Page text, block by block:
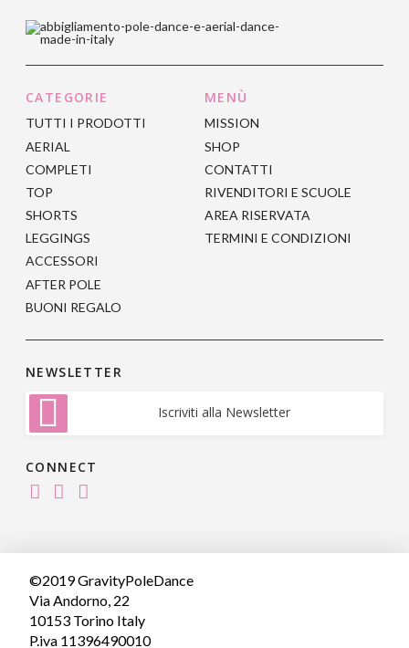
scelte
del
prodotto
più
varianti.
Le
essere
scelte
nella
pagina
del
prodotto
CATEGORIE
TUTTI I PRODOTTI
AERIAL
COMPLETI
TOP
SHORTS
LEGGINGS
ACCESSORI
AFTER POLE
BUONI REGALO
MENÙ
MISSION
SHOP
CONTATTI
RIVENDITORI E SCUOLE
AREA RISERVATA
TERMINI E CONDIZIONI
NEWSLETTER
Iscriviti alla Newsletter
CONNECT
©2019 GravityPoleDance
Via Andorno, 22
10153 Torino Italy
P.iva 11396490010